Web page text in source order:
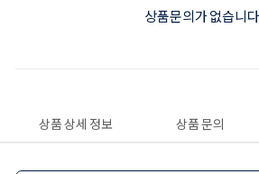
상품문의가 없습니다
상품 상세 정보 상품 문의